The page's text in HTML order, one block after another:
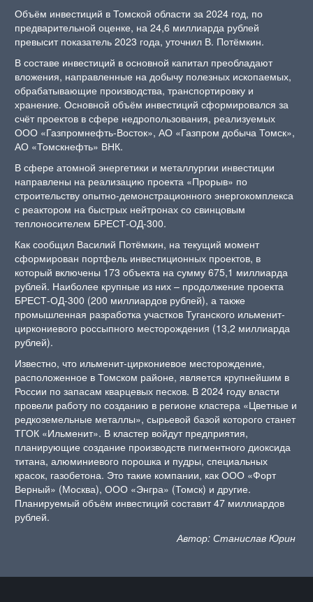
Объём инвестиций в Томской области за 2024 год, по
предварительной оценке, на 24,6 миллиарда рублей
превысит показатель 2023 года, уточнил В. Потёмкин.
В составе инвестиций в основной капитал преобладают
вложения, направленные на добычу полезных ископаемых,
обрабатывающие производства, транспортировку и
хранение. Основной объём инвестиций сформировался за
счёт проектов в сфере недропользования, реализуемых
ООО «Газпромнефть-Восток», АО «Газпром добыча Томск»,
АО «Томскнефть» ВНК.
В сфере атомной энергетики и металлургии инвестиции
направлены на реализацию проекта «Прорыв» по
строительству опытно-демонстрационного энергокомплекса
с реактором на быстрых нейтронах со свинцовым
теплоносителем БРЕСТ-ОД-300.
Как сообщил Василий Потёмкин, на текущий момент
сформирован портфель инвестиционных проектов, в
который включены 173 объекта на сумму 675,1 миллиарда
рублей. Наиболее крупные из них – продолжение проекта
БРЕСТ-ОД-300 (200 миллиардов рублей), а также
промышленная разработка участков Туганского ильменит-
циркониевого россыпного месторождения (13,2 миллиарда
рублей).
Известно, что ильменит-циркониевое месторождение,
расположенное в Томском районе, является крупнейшим в
России по запасам кварцевых песков. В 2024 году власти
провели работу по созданию в регионе кластера «Цветные и
редкоземельные металлы», сырьевой базой которого станет
ТГОК «Ильменит». В кластер войдут предприятия,
планирующие создание производств пигментного диоксида
титана, алюминиевого порошка и пудры, специальных
красок, газобетона. Это такие компании, как ООО «Форт
Верный» (Москва), ООО «Энгра» (Томск) и другие.
Планируемый объём инвестиций составит 47 миллиардов
рублей.
Автор: Станислав Юрин